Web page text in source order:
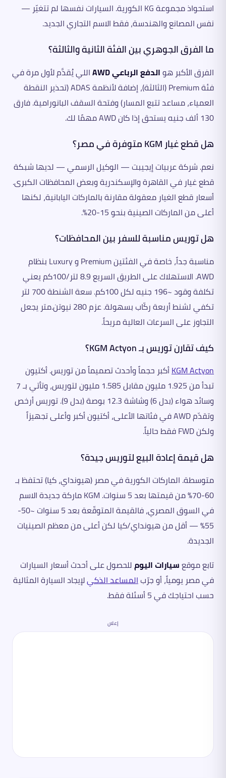
استحواذ مجموعة KG الكورية. السيارات نفسها لم تتغيّر —
نفس المصانع والهندسة، فقط الاسم التجاري الجديد.
ما الفرق الجوهري بين الفئة الثانية والثالثة؟
الفرق الأكبر هوالدفع الرباعي AWD
اللي يُقدَّم لأول مرة في
فئة Premium (الثالثة)، إضافة لأنظمة ADAS (تحذير النقطة
العمياء، مساعد تتبع المسار) وفتحة السقف البانورامية. فارق
130 ألف جنيه يستحق إذا كان AWD مهمًا لك.
هل قطع غيار KGM متوفرة في مصر؟
نعم. شركة عربيات إيجيبت — الوكيل الرسمي — لديها شبكة
قطع غيار في القاهرة والإسكندرية وبعض المحافظات الكبرى.
أسعار قطع الغيار معقولة مقارنة بالماركات اليابانية، لكنها
أعلى من الماركات الصينية بنحو 15-20%.
هل توريس مناسبة للسفر بين المحافظات؟
مناسبة جداً، خاصة في الفئتين Premium و Luxury بنظام
AWD. الاستهلاك على الطريق السريع 8.9 لتر/100كم يعني
تكلفة وقود ~196 جنيه لكل 100كم. سعة الشنطة 700 لتر
تكفي لشنط أربعة ركّاب بسهولة. عزم 280 نيوتن.متر يجعل
التجاوز على السرعات العالية مريحاً.
كيف تقارن توريس بـ KGM Actyon؟
KGM Actyonأكبر حجماً وأحدث تصميماً من توريس. أكتيون
تبدأ من 1.925 مليون مقابل 1.585 مليون لتوريس، وتأتي بـ 7
وسائد هواء (بدل 6) وشاشة 12.3 بوصة (بدل 9). توريس أرخص
وتقدّم AWD في فئاتها الأعلى، أكتيون أكبر وأعلى تجهيزاً
ولكن FWD فقط حالياً.
هل قيمة إعادة البيع لتوريس جيدة؟
متوسطة. الماركات الكورية في مصر (هيونداي، كيا) تحتفظ بـ
60-70% من قيمتها بعد 5 سنوات. KGM ماركة جديدة الاسم
في السوق المصري، فالقيمة المتوقّعة بعد 5 سنوات ~50-
55% — أقل من هيونداي/كيا لكن أعلى من معظم الصينيات
الجديدة.
تابع موقعسيارات اليومللحصول على أحدث أسعار السيارات
في مصر يومياً، أو جرّبالمساعد الذكيلإيجاد السيارة المثالية
حسب احتياجك في 5 أسئلة فقط.
إعلان